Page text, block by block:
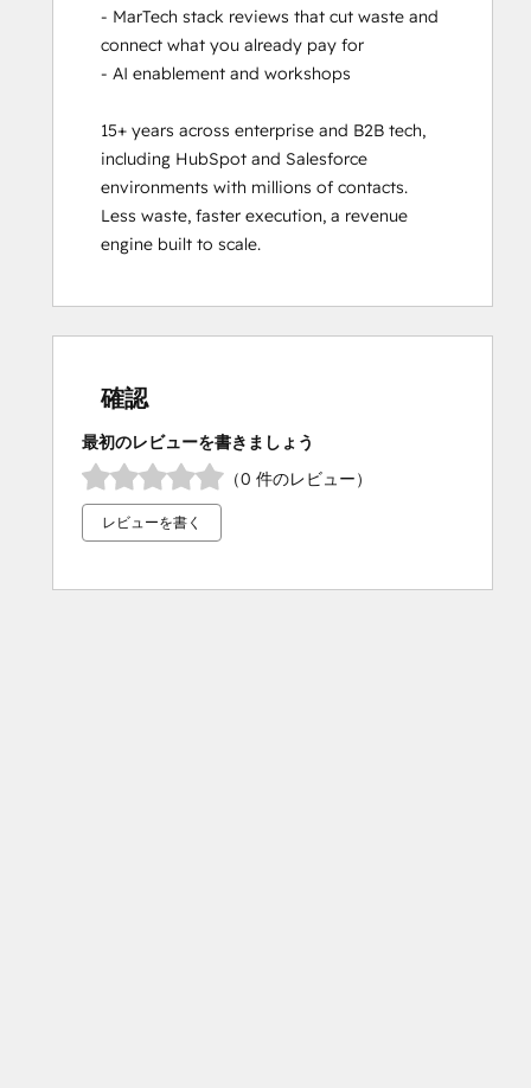
- MarTech stack reviews that cut waste and
connect what you already pay for
- AI enablement and workshops
15+ years across enterprise and B2B tech,
including HubSpot and Salesforce
environments with millions of contacts.
Less waste, faster execution, a revenue
engine built to scale.
確認
最初のレビューを書きましょう
（0 件のレビュー）
レビューを書く